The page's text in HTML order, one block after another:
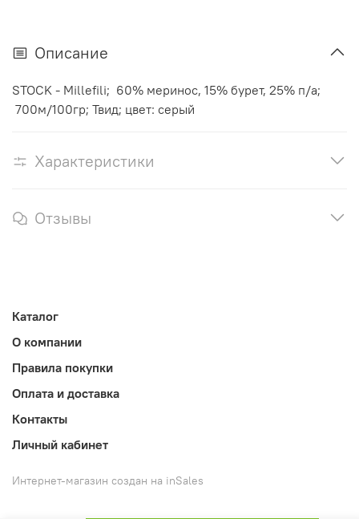
Описание
STOCK - Millefili; 60% меринос, 15% бурет, 25% п/а;
700м/100гр; Твид; цвет: серый
Характеристики
Отзывы
Каталог
О компании
Правила покупки
Оплата и доставка
Контакты
Личный кабинет
Интернет-магазин создан на inSales